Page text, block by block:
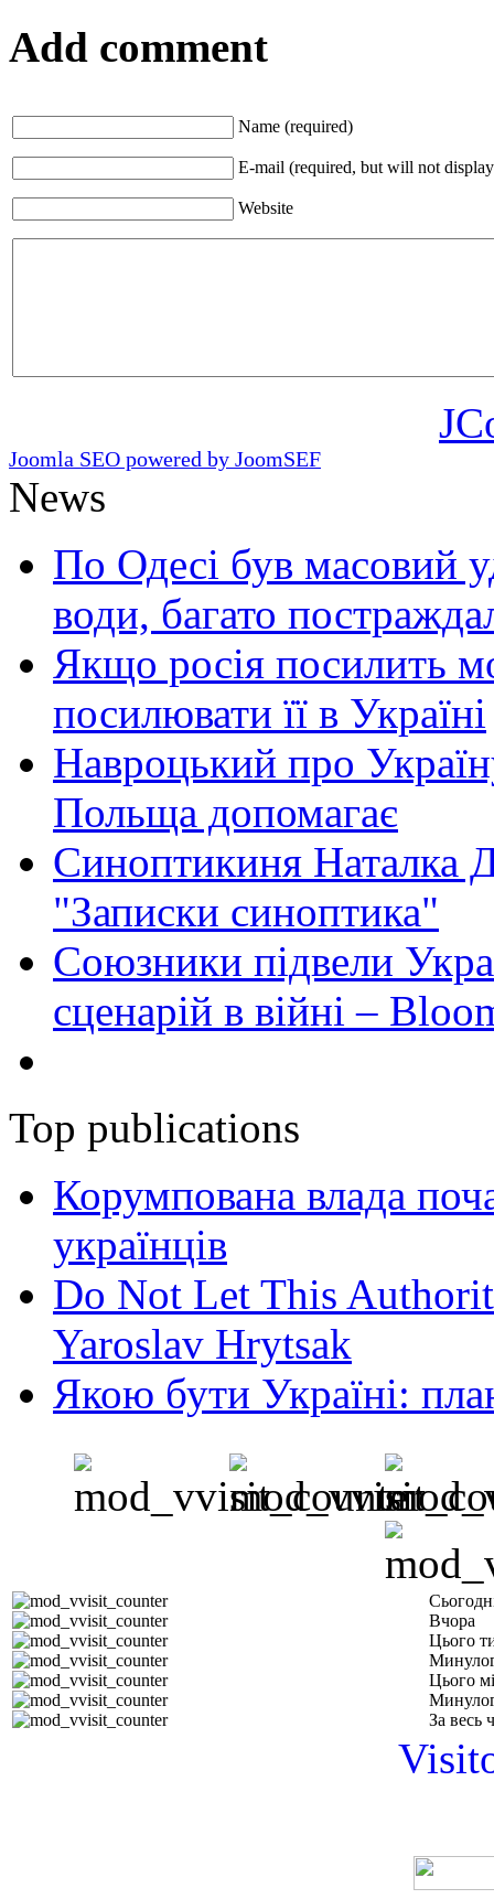
Add comment
Name (required)
E-mail (required, but will not
Website
Joomla SEO powered by JoomSEF
News
По Одесі був масовий
води, багато
Якщо росія посилить
посилювати її в Україні
Навроцький про
Польща допомагає
Синоптикиня Наталка
"Записки синоптика"
Союзники підвели
сценарій в війні –
Top publications
Корумпована влада
українців
Do Not Let This
Yaroslav Hrytsak
Якою бути Україні:
Вчора
Цього
Цього
За весь